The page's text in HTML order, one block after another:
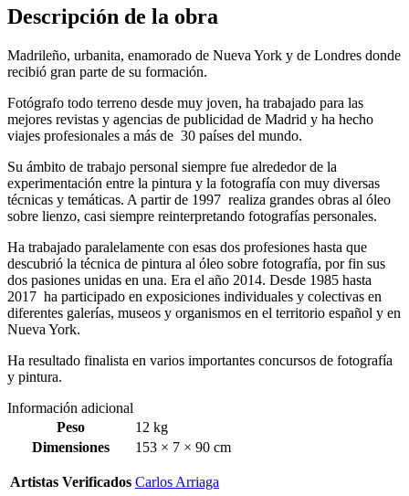
Descripción de la obra
Madrileño, urbanita, enamorado de Nueva York y de Londres donde
recibió gran parte de su formación.
Fotógrafo todo terreno desde muy joven, ha trabajado para las
mejores revistas y agencias de publicidad de Madrid y ha hecho
viajes profesionales a más de 30 países del mundo.
Su ámbito de trabajo personal siempre fue alrededor de la
experimentación entre la pintura y la fotografía con muy diversas
técnicas y temáticas. A partir de 1997 realiza grandes obras al óleo
sobre lienzo, casi siempre reinterpretando fotografías personales.
Ha trabajado paralelamente con esas dos profesiones hasta que
descubrió la técnica de pintura al óleo sobre fotografía, por fin sus
dos pasiones unidas en una. Era el año 2014. Desde 1985 hasta
2017 ha participado en exposiciones individuales y colectivas en
diferentes galerías, museos y organismos en el territorio español y en
Nueva York.
Ha resultado finalista en varios importantes concursos de fotografía
y pintura.
Información adicional
Peso
12 kg
Dimensiones
153 × 7 × 90 cm
Artistas Verificados Carlos Arriaga